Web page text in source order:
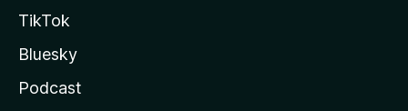
TikTok
Bluesky
Podcast